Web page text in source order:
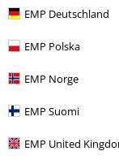
EMP Deutschland
EMP Polska
EMP Norge
EMP Suomi
EMP United
zu eng
Länge
War diese